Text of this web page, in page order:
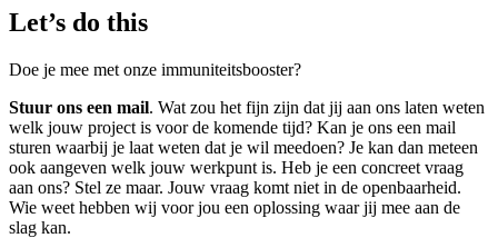
Let’s do this
Doe je mee met onze immuniteitsbooster?
Stuur ons een mail. Wat zou het fijn zijn dat jij aan ons laten weten
welk jouw project is voor de komende tijd? Kan je ons een mail
sturen waarbij je laat weten dat je wil meedoen? Je kan dan meteen
ook aangeven welk jouw werkpunt is. Heb je een concreet vraag
aan ons? Stel ze maar. Jouw vraag komt niet in de openbaarheid.
Wie weet hebben wij voor jou een oplossing waar jij mee aan de
slag kan.